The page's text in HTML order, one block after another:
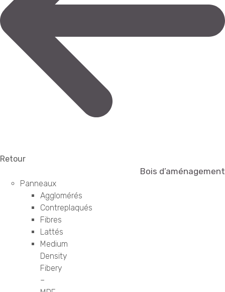
Retour
Bois d’aménagement
Panneaux
Agglomérés
Contreplaqués
Fibres
Lattés
Medium
Density
Fibery
–